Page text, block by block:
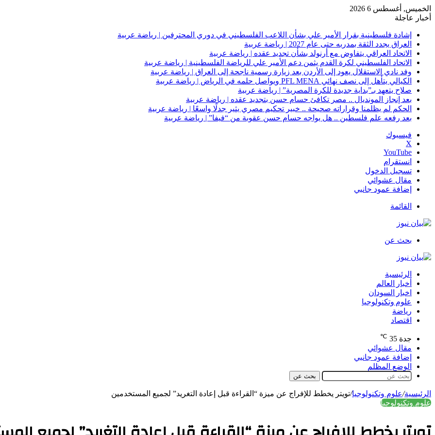
الخميس, أغسطس 6 2026
أخبار عاجلة
إشادة فلسطينية بقرار الأمير علي بشأن اللاعب الفلسطيني في دوري المحترفين | رياضة عربية
العراق يجدد الثقة بمدربه حتى عام 2027 | رياضة عربية
الاتحاد العراقي يتفاوض مع أرنولد بشأن تجديد عقده | رياضة عربية
الاتحاد الفلسطيني لكرة القدم يثمن دعم الأمير علي للرياضة الفلسطينية | رياضة عربية
وفد نادي الاستقلال يعود إلى الأردن بعد زيارة رسمية ناجحة إلى العراق | رياضة عربية
الكيالي يتأهل إلى نصف نهائي PFL MENA ويواصل حلمه في الرياض | رياضة عربية
صلاح يتعهد بـ”بداية جديدة للكرة المصرية” | رياضة عربية
بعد إنجاز المونديال .. مصر تكافئ حسام حسن بتجديد عقده | رياضة عربية
الحكم لم يظلمنا وقراراته صحيحة .. خبير تحكيم مصري يثير جدلًا واسعًا | رياضة عربية
بعد رفعه علم فلسطين .. هل يواجه حسام حسن عقوبة من “فيفا” | رياضة عربية
فيسبوك
‫X
‫YouTube
انستقرام
تسجيل الدخول
مقال عشوائي
إضافة عمود جانبي
القائمة
بحث عن
الرئيسية
أخبار العالم
اخبار السودان
علوم وتكنولوجيا
رياضة
اقتصاد
جدة 35
℃
مقال عشوائي
إضافة عمود جانبي
الوضع المظلم
بحث عن
الرئيسية/علوم وتكنولوجيا/تويتر يخطط للإفراج عن ميزة “القراءة قبل إعادة التغريد” لجميع المستخدمين
علوم وتكنولوجيا